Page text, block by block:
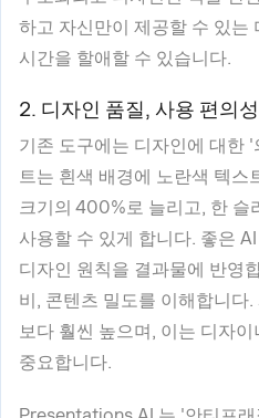
하고 자신만이 제공할 수 있는
시간을 할애할 수 있습니다.
2. 디자인 품질, 사용 편의
기존 도구에는 디자인에 대한
트는 흰색 배경에 노란색 텍스
크기의 400%로 늘리고, 한 슬
사용할 수 있게 합니다. 좋은
디자인 원칙을 결과물에 반영
비, 콘텐츠 밀도를 이해합니다
보다 훨씬 높으며, 이는 디자
중요합니다.